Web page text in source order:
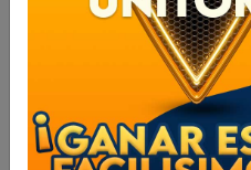
NIVEL ALUMINIO
645068000
NIVEL ALUMINIO
645068000